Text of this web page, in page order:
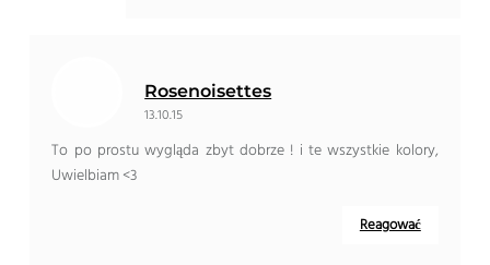
Rosenoisettes
13.10.15
To po prostu wygląda zbyt dobrze ! i te wszystkie kolory,
Uwielbiam <3
Reagować